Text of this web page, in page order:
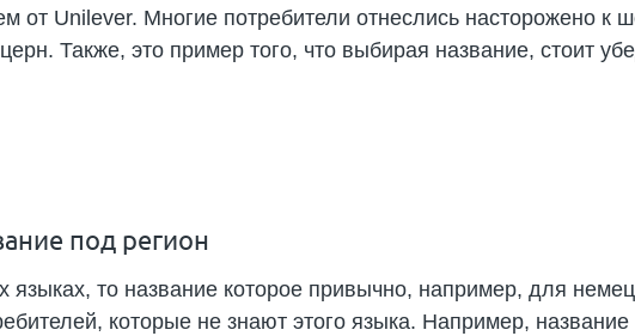
от Unilever. Многие потребители отнеслись насторожено к
Также, это пример того, что выбирая название, стоит
под регион
то название которое привычно, например, для
которые не знают этого языка. Например,